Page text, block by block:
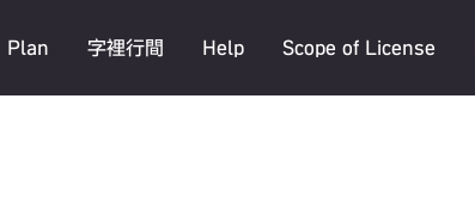
Plan 字裡行間 Help Scope of License